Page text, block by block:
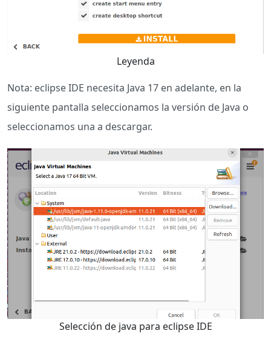
Leyenda
Nota: eclipse IDE necesita Java 17 en adelante, en la
siguiente pantalla seleccionamos la versión de Java o
seleccionamos una a descargar.
Selección de java para eclipse IDE